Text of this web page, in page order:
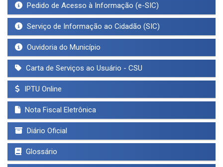
Pedido de Acesso à Informação (e-SIC)
Serviço de Informação ao Cidadão (SIC)
Ouvidoria do Município
Carta de Serviços ao Usuário - CSU
IPTU Online
Nota Fiscal Eletrônica
Diário Oficial
Glossário